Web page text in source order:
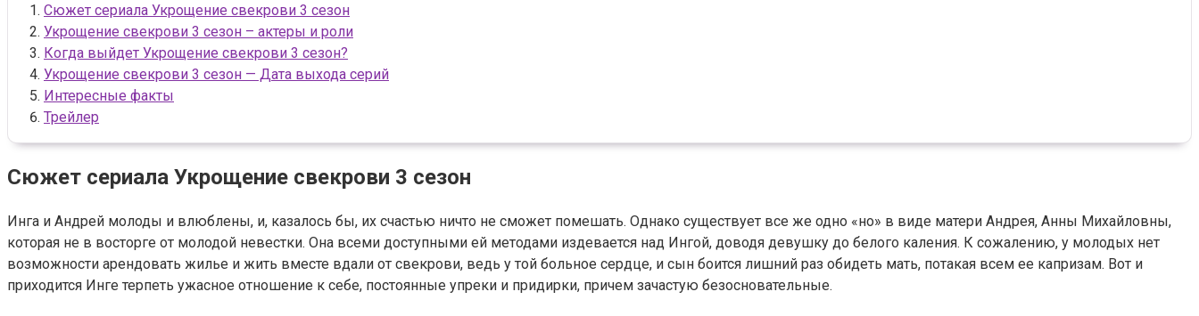
Сюжет сериала Укрощение свекрови 3 сезон
Укрощение свекрови 3 сезон – актеры и роли
Когда выйдет Укрощение свекрови 3 сезон?
Укрощение свекрови 3 сезон — Дата выхода серий
Интересные факты
Трейлер
Сюжет сериала Укрощение свекрови 3 сезон
Инга и Андрей молоды и влюблены, и, казалось бы, их счастью ничто не сможет помешать. Однако существует все же одно «но» в виде матери Андрея, Анны Михайловны,
которая не в восторге от молодой невестки. Она всеми доступными ей методами издевается над Ингой, доводя девушку до белого каления. К сожалению, у молодых нет
возможности арендовать жилье и жить вместе вдали от свекрови, ведь у той больное сердце, и сын боится лишний раз обидеть мать, потакая всем ее капризам. Вот и
приходится Инге терпеть ужасное отношение к себе, постоянные упреки и придирки, причем зачастую безосновательные.